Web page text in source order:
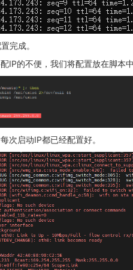
完成。
IP的不便，我们将配置放在脚
次启动IP都已经配置好。